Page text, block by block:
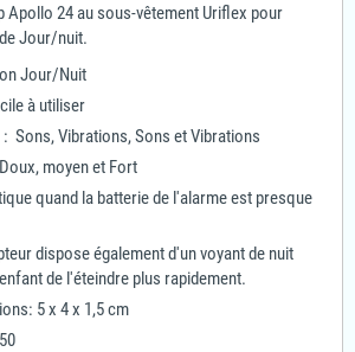
Apollo 24 au sous-vêtement Uriflex pour
Jour/nuit.
Jour/Nuit
à utiliser
Sons, Vibrations, Sons et Vibrations
moyen et Fort
quand la batterie de l'alarme est presque
dispose également d'un voyant de nuit
de l'éteindre plus rapidement.
5 x 4 x 1,5 cm